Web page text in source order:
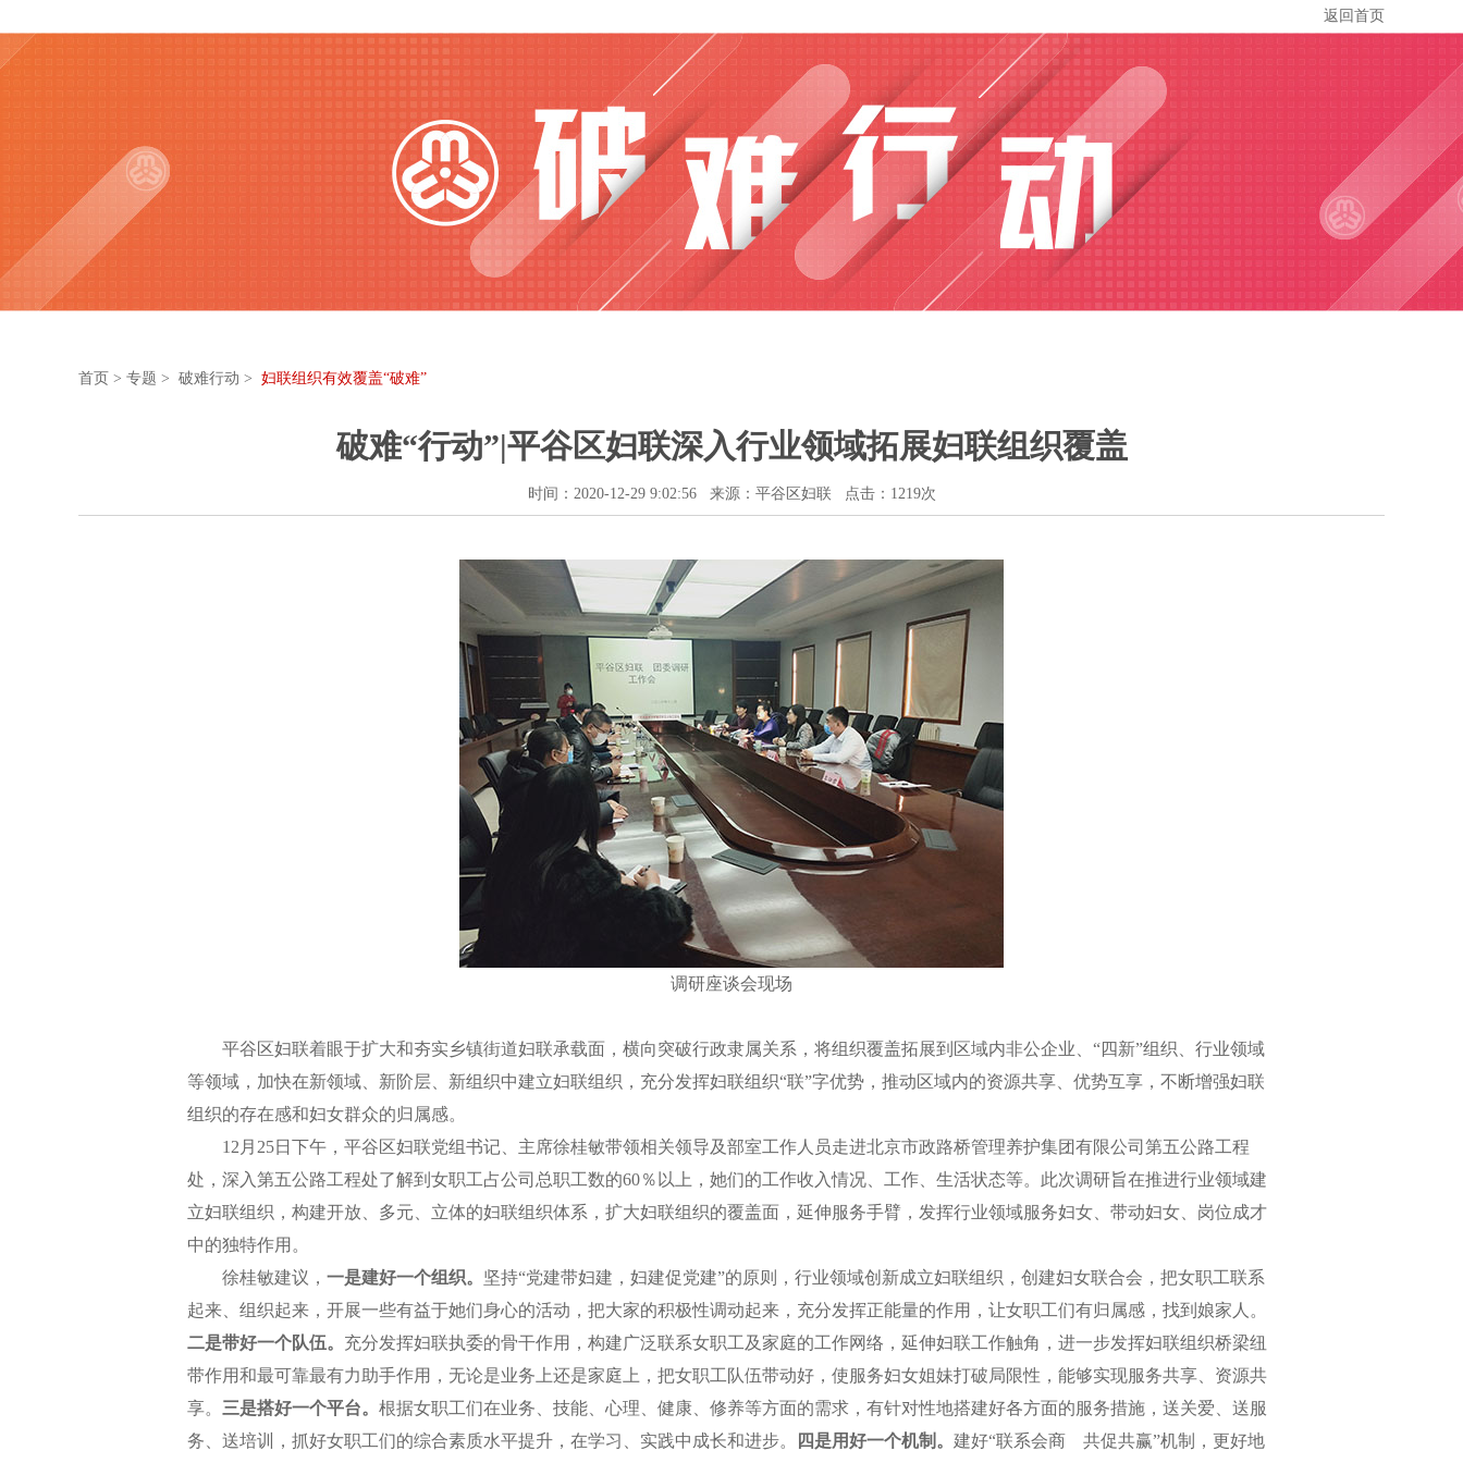
返回首页
首页 > 专题 > 破难行动 > 妇联组织有效覆盖“破难”
破难“行动”|平谷区妇联深入行业领域拓展妇联组织覆盖
时间：2020-12-29 9:02:56 来源：平谷区妇联 点击： 1219次
调研座谈会现场
平谷区妇联着眼于扩大和夯实乡镇街道妇联承载面，横向突破行政隶属关系，将组织覆盖拓展到区域内非公企业、“四新”组织、行业领域
等领域，加快在新领域、新阶层、新组织中建立妇联组织，充分发挥妇联组织“联”字优势，推动区域内的资源共享、优势互享，不断增强妇联
组织的存在感和妇女群众的归属感。
12月25日下午，平谷区妇联党组书记、主席徐桂敏带领相关领导及部室工作人员走进北京市政路桥管理养护集团有限公司第五公路工程
处，深入第五公路工程处了解到女职工占公司总职工数的60％以上，她们的工作收入情况、工作、生活状态等。此次调研旨在推进行业领域建
立妇联组织，构建开放、多元、立体的妇联组织体系，扩大妇联组织的覆盖面，延伸服务手臂，发挥行业领域服务妇女、带动妇女、岗位成才
中的独特作用。
徐桂敏建议， 一是建好一个组织。 坚持“党建带妇建，妇建促党建”的原则，行业领域创新成立妇联组织，创建妇女联合会，把女职工联系
起来、组织起来，开展一些有益于她们身心的活动，把大家的积极性调动起来，充分发挥正能量的作用，让女职工们有归属感，找到娘家人。
二是带好一个队伍。 充分发挥妇联执委的骨干作用，构建广泛联系女职工及家庭的工作网络，延伸妇联工作触角，进一步发挥妇联组织桥梁纽
带作用和最可靠最有力助手作用，无论是业务上还是家庭上，把女职工队伍带动好，使服务妇女姐妹打破局限性，能够实现服务共享、资源共
享。 三是搭好一个平台。 根据女职工们在业务、技能、心理、健康、修养等方面的需求，有针对性地搭建好各方面的服务措施，送关爱、送服
务、送培训，抓好女职工们的综合素质水平提升，在学习、实践中成长和进步。
四是用好一个机制。 建好“联系会商 共促共赢”机制，更好地